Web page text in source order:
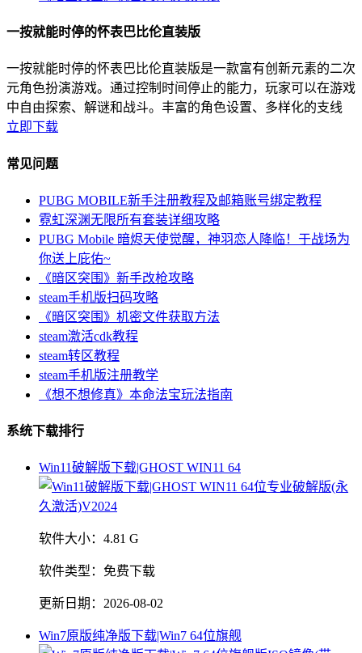
一按就能时停的怀表巴比伦直装版
一按就能时停的怀表巴比伦直装版是一款富有创新元素的二次
元角色扮演游戏。通过控制时间停止的能力，玩家可以在游戏
中自由探索、解谜和战斗。丰富的角色设置、多样化的支线
立即下载
常见问题
PUBG MOBILE新手注册教程及邮箱账号绑定教程
霓虹深渊无限所有套装详细攻略
PUBG Mobile 暗烬天使觉醒，神羽恋人降临！于战场为
你送上庇佑~
《暗区突围》新手改枪攻略
steam手机版扫码攻略
《暗区突围》机密文件获取方法
steam激活cdk教程
steam转区教程
steam手机版注册教学
《想不想修真》本命法宝玩法指南
系统下载排行
Win11破解版下载|GHOST WIN11 64
软件大小： 4.81 G
软件类型： 免费下载
更新日期： 2026-08-02
Win7原版纯净版下载|Win7 64位旗舰